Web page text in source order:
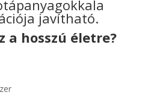
javítható.
a hosszú életre?